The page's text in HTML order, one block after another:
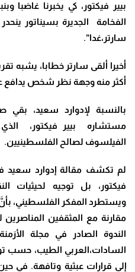
بيير فيكتور، كي يخبرنا غاضبا
الفخامة الجديرة بسيناتور
سارتر،غدا”.
أخيرا ألقى سارتر خطابا، يشبه
أكثر منه وجهة نظر شخص يدافع
بالنسبة لإدوارد سعيد، بقي
مستشاره بيير فيكتور،
الفيلسوف لصالح الفلسطينيين.
لم تكشف مقالة إدوارد سعيد
فيكتور، بل توجيه لحيثيات
ويستطرد المفكر الفلسطيني،
مقارنة مع المثقفين
الندوة الصادر في مجلة
السادات،العربي الطيب، حسب
إلى قرارات عبثية وتافهة. في